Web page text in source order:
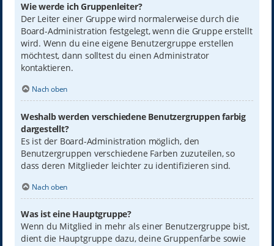
Wie werde ich Gruppenleiter?
Der Leiter einer Gruppe wird normalerweise durch die
Board-Administration festgelegt, wenn die Gruppe erstellt
wird. Wenn du eine eigene Benutzergruppe erstellen
möchtest, dann solltest du einen Administrator
kontaktieren.
Nach oben
Weshalb werden verschiedene Benutzergruppen farbig
dargestellt?
Es ist der Board-Administration möglich, den
Benutzergruppen verschiedene Farben zuzuteilen, so
dass deren Mitglieder leichter zu identifizieren sind.
Nach oben
Was ist eine Hauptgruppe?
Wenn du Mitglied in mehr als einer Benutzergruppe bist,
dient die Hauptgruppe dazu, deine Gruppenfarbe sowie